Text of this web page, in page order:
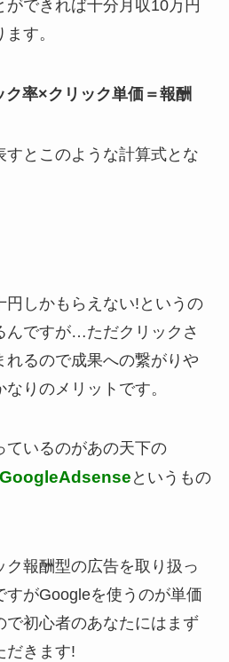
できれば十分月収10万円
す。
率×クリック単価＝報酬
すとこのような計算式とな
円しかもらえない!というの
んですが…ただクリックさ
れるので成果への繋がりや
りのメリットです。
ているのがあの天下の
GoogleAdsense というもの
ク報酬型の広告を取り扱っ
すがGoogleを使うのが単価
で初心者のあなたにはまず
だきます!